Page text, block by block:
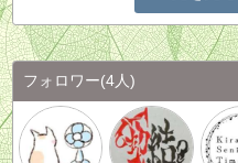
フォロワー(4人)